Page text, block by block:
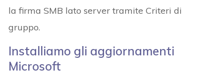
la firma SMB lato server tramite Criteri di
gruppo.
Installiamo gli aggiornamenti
Microsoft